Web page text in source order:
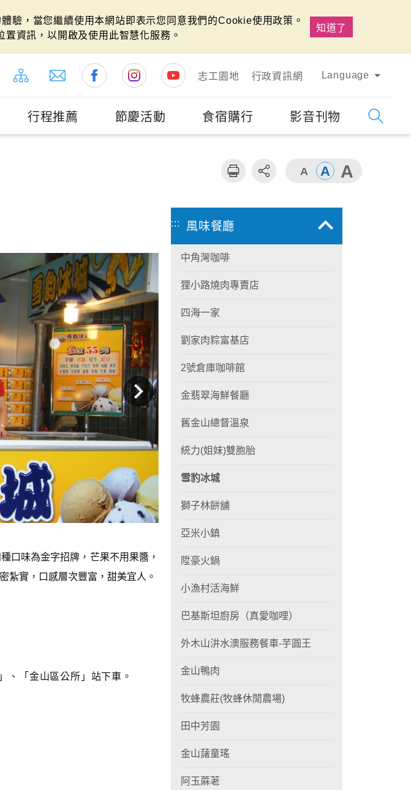
驗，當您繼續使用本網站即表示您同意我們的Cookie使用政策。
資訊，以開啟及使用此智慧化服務。
知道了
志工園地
行政資訊網 Language
行程推薦 節慶活動 食宿購行 影音刊物
口味為金字招牌，芒果不用果醬，
紮實，口感層次豐富，甜美宜人。
、「金山區公所」站下車。
::: 風味餐廳
中角灣咖啡
狸小路燒肉專賣店
四海一家
劉家肉粽富基店
2號倉庫咖啡館
金翡翠海鮮餐廳
舊金山總督溫泉
統力(姐妹)雙胞胎
雪豹冰城
獅子林餅舖
亞米小鎮
陞豪火鍋
小漁村活海鮮
巴基斯坦廚房（真愛咖哩）
外木山汫水澳服務餐車-芋圓王
金山鴨肉
牧蜂農莊(牧蜂休閒農場)
田中芳園
金山藷童瑤
阿玉蔴荖